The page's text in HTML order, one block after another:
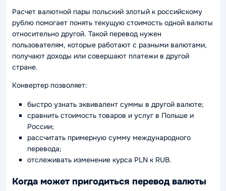
Расчет валютной пары польский злотый к российскому
рублю помогает понять текущую стоимость одной валюты
относительно другой. Такой перевод нужен
пользователям, которые работают с разными валютами,
получают доходы или совершают платежи в другой
стране.
Конвертер позволяет:
быстро узнать эквивалент суммы в другой валюте;
сравнить стоимость товаров и услуг в Польше и
России;
рассчитать примерную сумму международного
перевода;
отслеживать изменение курса PLN к RUB.
Когда может пригодиться перевод валюты